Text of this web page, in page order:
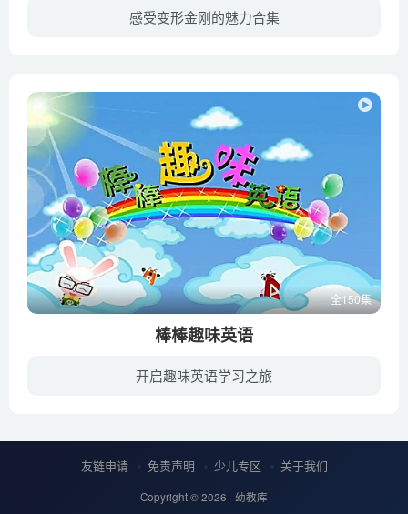
感受变形金刚的魅力合集
全150集
棒棒趣味英语
开启趣味英语学习之旅
友链申请 免责声明 少儿专区 关于我们
Copyright © 2026 · 幼教库